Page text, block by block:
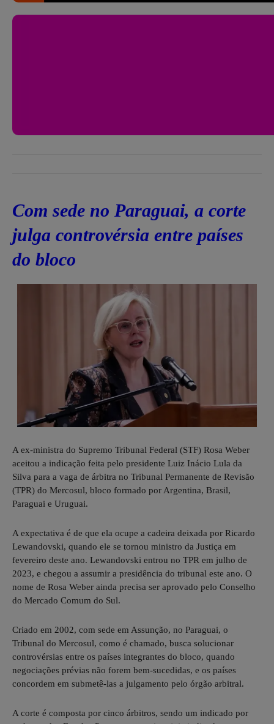
Com sede no Paraguai, a corte
julga controvérsia entre países
do bloco
A ex-ministra do Supremo Tribunal Federal (STF) Rosa Weber
aceitou a indicação feita pelo presidente Luiz Inácio Lula da
Silva para a vaga de árbitra no Tribunal Permanente de Revisão
(TPR) do Mercosul, bloco formado por Argentina, Brasil,
Paraguai e Uruguai.
A expectativa é de que ela ocupe a cadeira deixada por Ricardo
Lewandovski, quando ele se tornou ministro da Justiça em
fevereiro deste ano. Lewandovski entrou no TPR em julho de
2023, e chegou a assumir a presidência do tribunal este ano. O
nome de Rosa Weber ainda precisa ser aprovado pelo Conselho
do Mercado Comum do Sul.
Criado em 2002, com sede em Assunção, no Paraguai, o
Tribunal do Mercosul, como é chamado, busca solucionar
controvérsias entre os países integrantes do bloco, quando
negociações prévias não forem bem-sucedidas, e os países
concordem em submetê-las a julgamento pelo órgão arbitral.
A corte é composta por cinco árbitros, sendo um indicado por